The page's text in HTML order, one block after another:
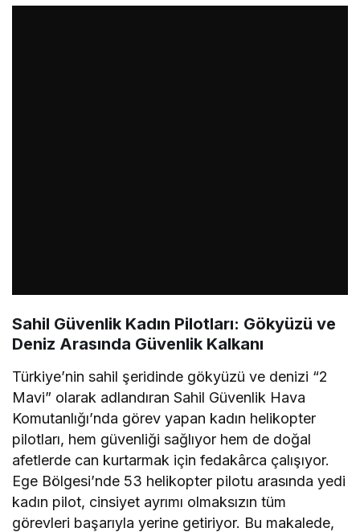
Sahil Güvenlik Kadın Pilotları: Gökyüzü ve
Deniz Arasında Güvenlik Kalkanı
Türkiye’nin sahil şeridinde gökyüzü ve denizi “2
Mavi” olarak adlandıran Sahil Güvenlik Hava
Komutanlığı’nda görev yapan kadın helikopter
pilotları, hem güvenliği sağlıyor hem de doğal
afetlerde can kurtarmak için fedakârca çalışıyor.
Ege Bölgesi’nde 53 helikopter pilotu arasında yedi
kadın pilot, cinsiyet ayrımı olmaksızın tüm
görevleri başarıyla yerine getiriyor. Bu makalede,